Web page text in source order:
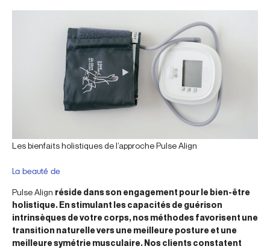
Les bienfaits holistiques de l’approche Pulse Align
La beauté de
Pulse Align réside dans son engagement pour le bien-être
holistique. En stimulant les capacités de guérison
intrinsèques de votre corps, nos méthodes favorisent une
transition naturelle vers une meilleure posture et une
meilleure symétrie musculaire. Nos clients constatent